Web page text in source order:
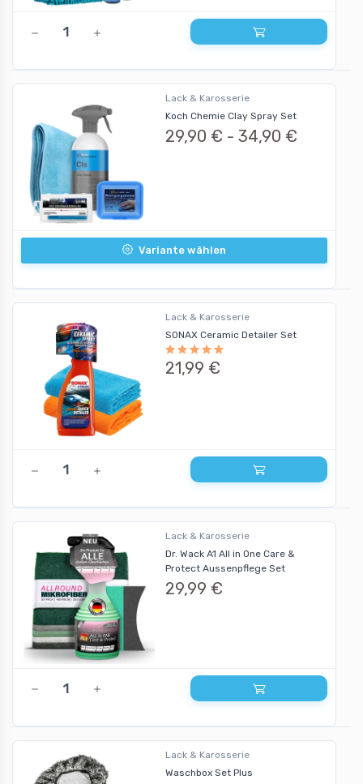
Lack & Karosserie
Koch Chemie Clay Spray Set
29,90 € - 34,90 €
Variante wählen
Lack & Karosserie
SONAX Ceramic Detailer Set
21,99 €
Lack & Karosserie
Dr. Wack A1 All in One Care &
Protect Aussenpflege Set
29,99 €
Lack & Karosserie
Waschbox Set Plus